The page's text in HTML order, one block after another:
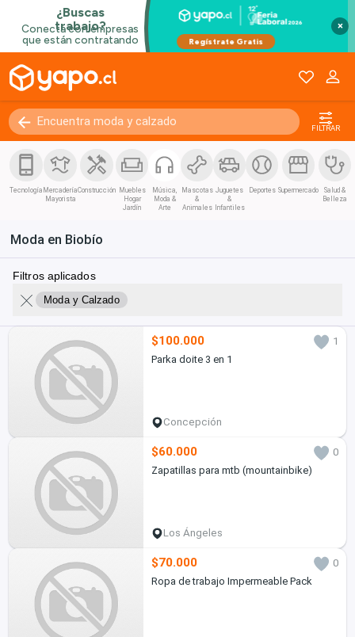
×
FILTRAR
Tecnología Mercadería
Mayorista
Construcción Muebles
Hogar
Jardín
Música,
Moda &
Arte
Mascotas
&
Animales
Juguetes
&
Infantiles
Deportes Supermercado
Salud &
Belleza
Moda en Biobío
Filtros aplicados
Moda y Calzado
$100.000
1
Parka doite 3 en 1
Concepción
$60.000
0
Zapatillas para mtb (mountainbike)
Los Ángeles
$70.000
0
Ropa de trabajo Impermeable Pack